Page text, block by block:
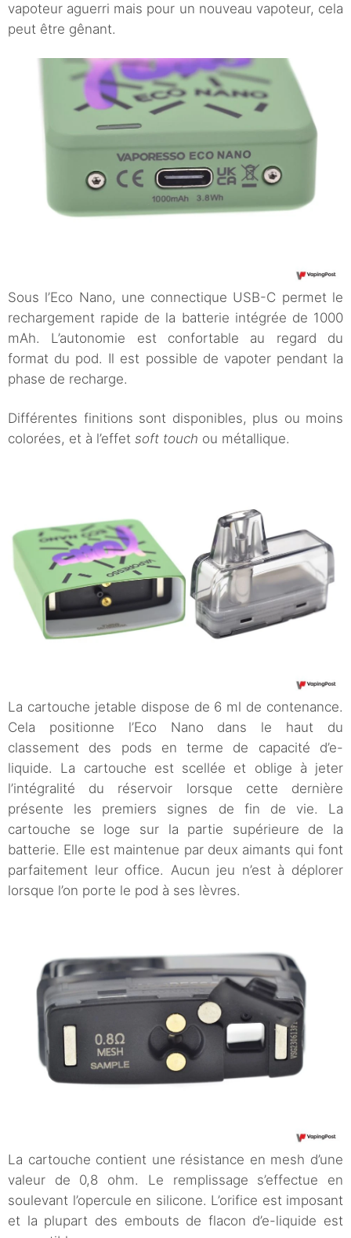
vapoteur aguerri mais pour un nouveau vapoteur, cela
peut être gênant.
Sous l’Eco Nano, une connectique USB-C permet le
rechargement rapide de la batterie intégrée de 1000
mAh. L’autonomie est confortable au regard du
format du pod. Il est possible de vapoter pendant la
phase de recharge.
Différentes finitions sont disponibles, plus ou moins
colorées, et à l’effet soft touch ou métallique.
La cartouche jetable dispose de 6 ml de contenance.
Cela positionne l’Eco Nano dans le haut du
classement des pods en terme de capacité d’e-
liquide. La cartouche est scellée et oblige à jeter
l’intégralité du réservoir lorsque cette dernière
présente les premiers signes de fin de vie. La
cartouche se loge sur la partie supérieure de la
batterie. Elle est maintenue par deux aimants qui font
parfaitement leur office. Aucun jeu n’est à déplorer
lorsque l’on porte le pod à ses lèvres.
La cartouche contient une résistance en mesh d’une
valeur de 0,8 ohm. Le remplissage s’effectue en
soulevant l’opercule en silicone. L’orifice est imposant
et la plupart des embouts de flacon d’e-liquide est